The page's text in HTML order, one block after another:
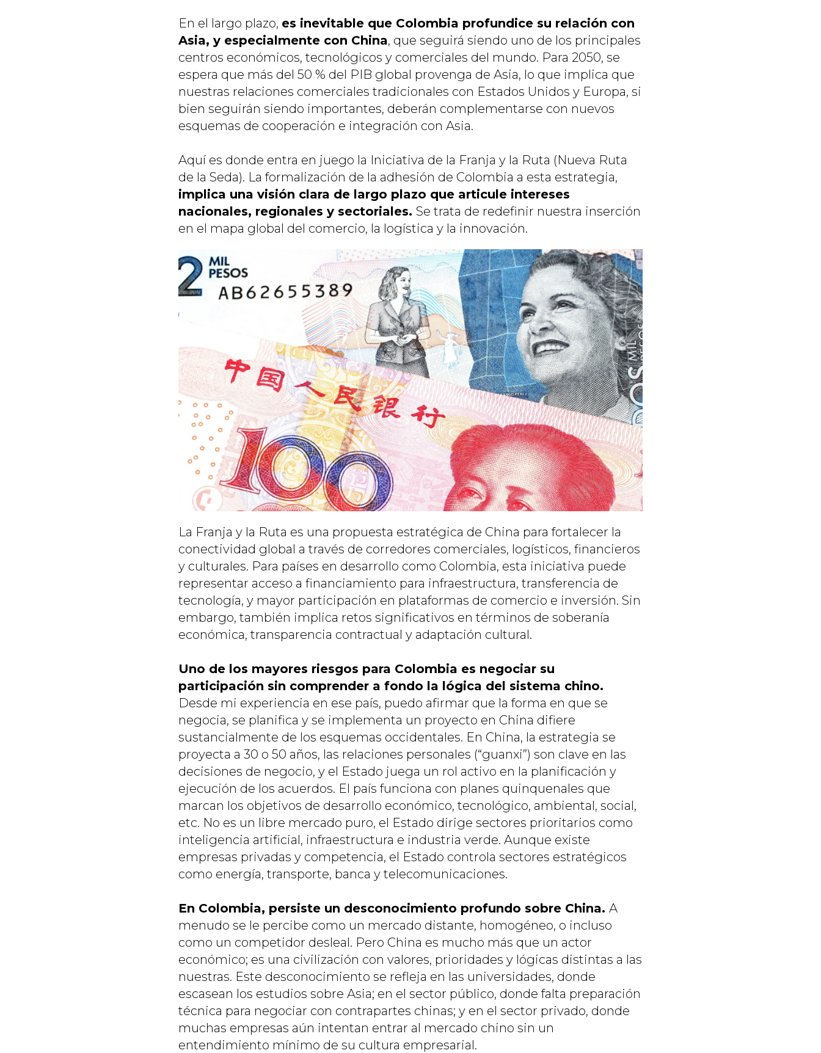
En el largo plazo, es inevitable que Colombia profundice su relación con
Asia, y especialmente con China, que seguirá siendo uno de los principales
centros económicos, tecnológicos y comerciales del mundo. Para 2050, se
espera que más del 50 % del PIB global provenga de Asia, lo que implica que
nuestras relaciones comerciales tradicionales con Estados Unidos y Europa, si
bien seguirán siendo importantes, deberán complementarse con nuevos
esquemas de cooperación e integración con Asia.
Aquí es donde entra en juego la Iniciativa de la Franja y la Ruta (Nueva Ruta
de la Seda). La formalización de la adhesión de Colombia a esta estrategia,
implica una visión clara de largo plazo que articule intereses
nacionales, regionales y sectoriales. Se trata de redefinir nuestra inserción
en el mapa global del comercio, la logística y la innovación.
La Franja y la Ruta es una propuesta estratégica de China para fortalecer la
conectividad global a través de corredores comerciales, logísticos, financieros
y culturales. Para países en desarrollo como Colombia, esta iniciativa puede
representar acceso a financiamiento para infraestructura, transferencia de
tecnología, y mayor participación en plataformas de comercio e inversión. Sin
embargo, también implica retos significativos en términos de soberanía
económica, transparencia contractual y adaptación cultural.
Uno de los mayores riesgos para Colombia es negociar su
participación sin comprender a fondo la lógica del sistema chino.
Desde mi experiencia en ese país, puedo afirmar que la forma en que se
negocia, se planifica y se implementa un proyecto en China difiere
sustancialmente de los esquemas occidentales. En China, la estrategia se
proyecta a 30 o 50 años, las relaciones personales (“guanxi”) son clave en las
decisiones de negocio, y el Estado juega un rol activo en la planificación y
ejecución de los acuerdos. El país funciona con planes quinquenales que
marcan los objetivos de desarrollo económico, tecnológico, ambiental, social,
etc. No es un libre mercado puro, el Estado dirige sectores prioritarios como
inteligencia artificial, infraestructura e industria verde. Aunque existe
empresas privadas y competencia, el Estado controla sectores estratégicos
como energía, transporte, banca y telecomunicaciones.
En Colombia, persiste un desconocimiento profundo sobre China. A
menudo se le percibe como un mercado distante, homogéneo, o incluso
como un competidor desleal. Pero China es mucho más que un actor
económico; es una civilización con valores, prioridades y lógicas distintas a las
nuestras. Este desconocimiento se refleja en las universidades, donde
escasean los estudios sobre Asia; en el sector público, donde falta preparación
técnica para negociar con contrapartes chinas; y en el sector privado, donde
muchas empresas aún intentan entrar al mercado chino sin un
entendimiento mínimo de su cultura empresarial.